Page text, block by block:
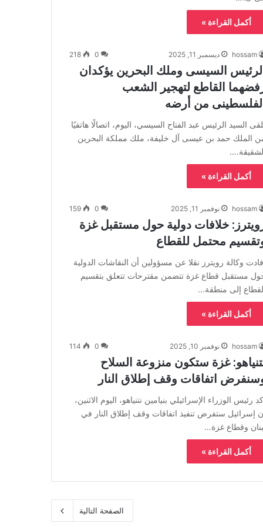
أكمل القراءة »
hossam ديسمبر 11, 2025 0
218
السيسى وملك البحرين يؤكدان
القاطع لتهجير الشعب
من أرضه
السيد الرئيس عبد الفتاح السيسي، اليوم، اتصالًا هاتفيًا
الملك حمد بن عيسى آل خليفة، ملك مملكة البحرين
أكمل القراءة »
hossam نوفمبر 11, 2025 0
159
خلافات دولية حول مستقبل غزة
محتمل للقطاع
وكالة رويترز نقلا عن مسؤولين أن النقاشات الدولية
مستقبل قطاع غزة تتضمن مقترحات تتعلق بتقسيم
إلى منطقة…
أكمل القراءة »
hossam نوفمبر 10, 2025 0
114
غزة ستكون منزوعة السلاح
اتفاقات وقف إطلاق النار
رئيس الوزراء الإسرائيلي بنيامين نتنياهو، اليوم الاثنين،
إسرائيل ستفرض تنفيذ اتفاقات وقف إطلاق النار في
وقطاع غزة…
أكمل القراءة »
الصفحة التالية